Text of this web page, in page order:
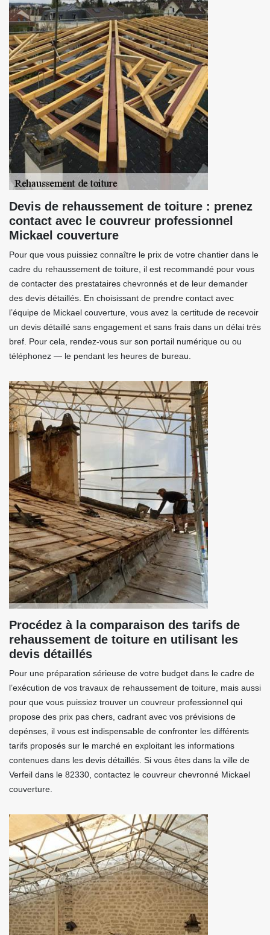
Devis de rehaussement de toiture : prenez
contact avec le couvreur professionnel
Mickael couverture
Pour que vous puissiez connaître le prix de votre chantier dans le
cadre du rehaussement de toiture, il est recommandé pour vous
de contacter des prestataires chevronnés et de leur demander
des devis détaillés. En choisissant de prendre contact avec
l’équipe de Mickael couverture, vous avez la certitude de recevoir
un devis détaillé sans engagement et sans frais dans un délai très
bref. Pour cela, rendez-vous sur son portail numérique ou ou
téléphonez — le pendant les heures de bureau.
Procédez à la comparaison des tarifs de
rehaussement de toiture en utilisant les
devis détaillés
Pour une préparation sérieuse de votre budget dans le cadre de
l’exécution de vos travaux de rehaussement de toiture, mais aussi
pour que vous puissiez trouver un couvreur professionnel qui
propose des prix pas chers, cadrant avec vos prévisions de
depénses, il vous est indispensable de confronter les différents
tarifs proposés sur le marché en exploitant les informations
contenues dans les devis détaillés. Si vous êtes dans la ville de
Verfeil dans le 82330, contactez le couvreur chevronné Mickael
couverture.